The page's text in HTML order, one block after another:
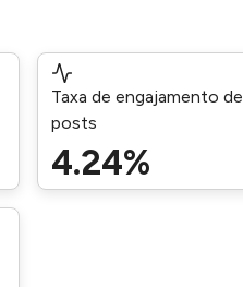
Taxa de engajamento de
posts
4.24%